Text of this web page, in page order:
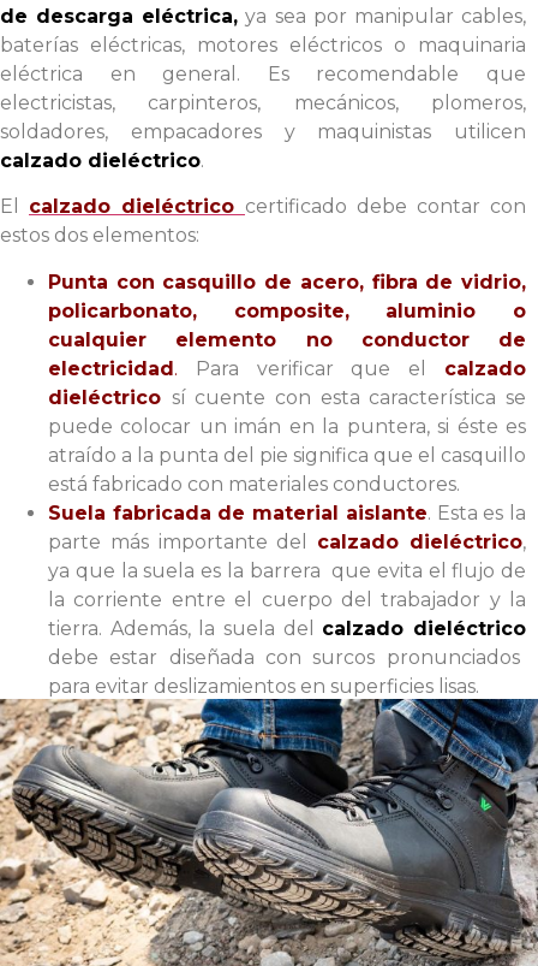
de descarga eléctrica, ya sea por manipular cables,
baterías eléctricas, motores eléctricos o maquinaria
eléctrica en general. Es recomendable que
electricistas, carpinteros, mecánicos, plomeros,
soldadores, empacadores y maquinistas utilicen
calzado dieléctrico.
El calzado dieléctrico certificado debe contar con
estos dos elementos:
Punta con casquillo de acero, fibra de vidrio,
policarbonato, composite, aluminio o
cualquier elemento no conductor de
electricidad. Para verificar que el calzado
dieléctrico sí cuente con esta característica se
puede colocar un imán en la puntera, si éste es
atraído a la punta del pie significa que el casquillo
está fabricado con materiales conductores.
Suela fabricada de material aislante. Esta es la
parte más importante del calzado dieléctrico,
ya que la suela es la barrera que evita el flujo de
la corriente entre el cuerpo del trabajador y la
tierra. Además, la suela del calzado dieléctrico
debe estar diseñada con surcos pronunciados
para evitar deslizamientos en superficies lisas.